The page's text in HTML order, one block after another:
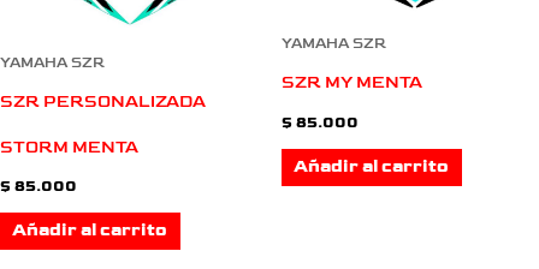
YAMAHA SZR
SZR PERSONALIZADA
STORM MENTA
$ 85.000
Añadir al carrito
YAMAHA SZR
SZR MY MENTA
$ 85.000
Añadir al carrito